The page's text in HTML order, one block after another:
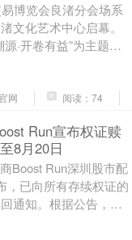
博览会良渚分会场系
文化艺术中心启幕。
·开卷有益”为主题，
心、杭州国家版本
网
阅读：74
Run宣布权证赎
8月20日
Boost Run深圳股市配
，已向所有存续权证的
通知。根据公告，公
年8月20日....